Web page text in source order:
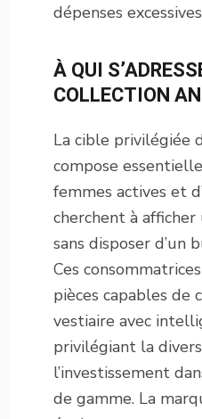
dépenses
À QUI
COLLECTION
La cible privilégiée
compose
femmes actives et
cherchent à
sans disposer d’un
Ces
pièces capables
vestiaire avec
privilégiant la
l’investissement
de gamme. La